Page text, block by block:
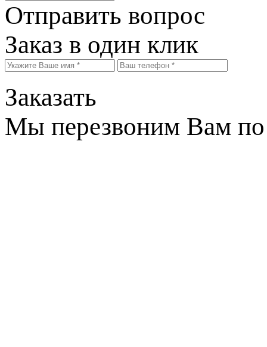
Отправить вопрос
Заказ в один клик
Заказать
Мы перезвоним Вам по